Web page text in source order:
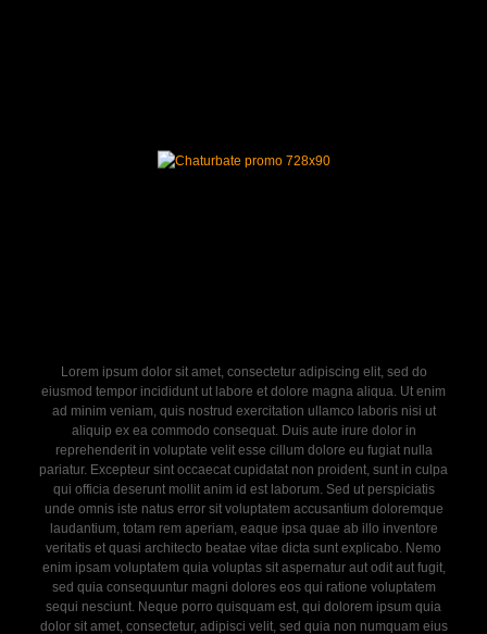
Lorem ipsum dolor sit amet, consectetur adipiscing elit, sed do
eiusmod tempor incididunt ut labore et dolore magna aliqua. Ut enim
ad minim veniam, quis nostrud exercitation ullamco laboris nisi ut
aliquip ex ea commodo consequat. Duis aute irure dolor in
reprehenderit in voluptate velit esse cillum dolore eu fugiat nulla
pariatur. Excepteur sint occaecat cupidatat non proident, sunt in culpa
qui officia deserunt mollit anim id est laborum. Sed ut perspiciatis
unde omnis iste natus error sit voluptatem accusantium doloremque
laudantium, totam rem aperiam, eaque ipsa quae ab illo inventore
veritatis et quasi architecto beatae vitae dicta sunt explicabo. Nemo
enim ipsam voluptatem quia voluptas sit aspernatur aut odit aut fugit,
sed quia consequuntur magni dolores eos qui ratione voluptatem
sequi nesciunt. Neque porro quisquam est, qui dolorem ipsum quia
dolor sit amet, consectetur, adipisci velit, sed quia non numquam eius